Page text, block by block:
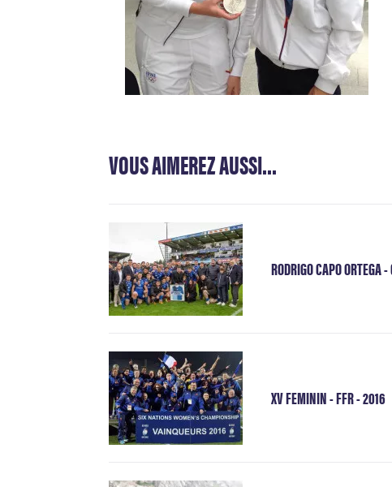
VOUS AIMEREZ AUSSI...
RODRIGO CAPO ORTEGA
XV FEMININ - FFR - 2016